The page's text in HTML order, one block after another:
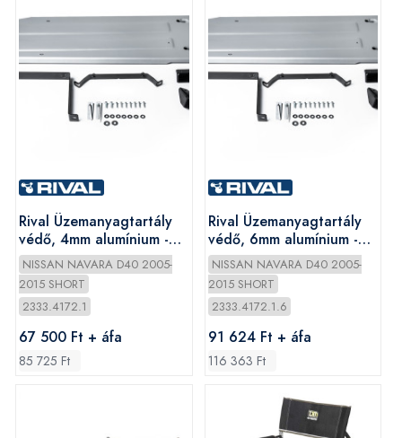
Rival Üzemanyagtartály
védő, 4mm alumínium -
Nissan Navara 2005-
NISSAN NAVARA D40 2005-
2015 SHORT
2333.4172.1
67 500 Ft + áfa
85 725 Ft
Rival Üzemanyagtartály
védő, 6mm alumínium -
Nissan Navara 2005-
NISSAN NAVARA D40 2005-
2015 SHORT
2333.4172.1.6
91 624 Ft + áfa
116 363 Ft